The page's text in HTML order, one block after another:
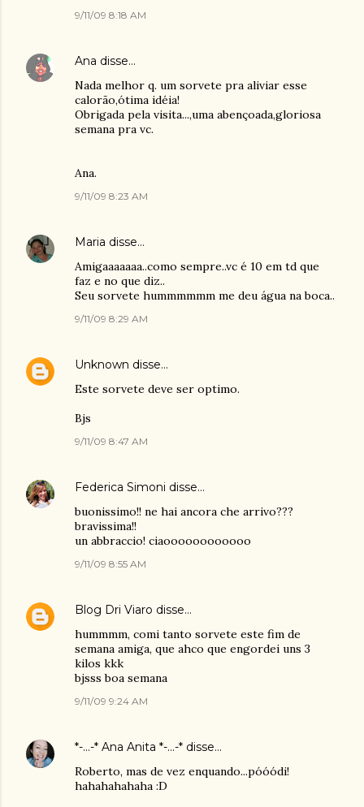
9/11/09 8:18 AM
Ana disse…
Nada melhor q. um sorvete pra aliviar esse
calorão,ótima idéia!
Obrigada pela visita...,uma abençoada,gloriosa
semana pra vc.
Ana.
9/11/09 8:23 AM
Maria disse…
Amigaaaaaaa..como sempre..vc é 10 em td que
faz e no que diz..
Seu sorvete hummmmmm me deu água na boca..
9/11/09 8:29 AM
Unknown disse…
Este sorvete deve ser optimo.
Bjs
9/11/09 8:47 AM
Federica Simoni disse…
buonissimo!! ne hai ancora che arrivo???
bravissima!!
un abbraccio! ciaoooooooooooo
9/11/09 8:55 AM
Blog Dri Viaro disse…
hummmm, comi tanto sorvete este fim de
semana amiga, que ahco que engordei uns 3
kilos kkk
bjsss boa semana
9/11/09 9:24 AM
*-...-* Ana Anita *-...-* disse…
Roberto, mas de vez enquando...póóódi!
hahahahahaha :D